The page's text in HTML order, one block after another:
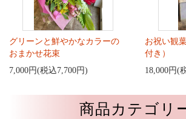
グリーンと鮮やかなカラーの
おまかせ花束
7,000円(税込7,700円)
お祝い観
付き）
18,000円(
商品カテゴリ